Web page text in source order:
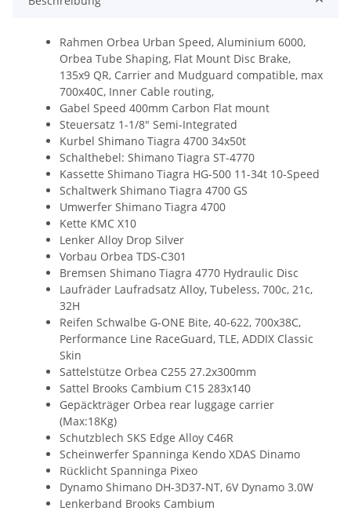
Rahmen Orbea Urban Speed, Aluminium 6000,
Orbea Tube Shaping, Flat Mount Disc Brake,
135x9 QR, Carrier and Mudguard compatible, max
700x40C, Inner Cable routing,
Gabel Speed 400mm Carbon Flat mount
Steuersatz 1-1/8" Semi-Integrated
Kurbel Shimano Tiagra 4700 34x50t
Schalthebel: Shimano Tiagra ST-4770
Kassette Shimano Tiagra HG-500 11-34t 10-Speed
Schaltwerk Shimano Tiagra 4700 GS
Umwerfer Shimano Tiagra 4700
Kette KMC X10
Lenker Alloy Drop Silver
Vorbau Orbea TDS-C301
Bremsen Shimano Tiagra 4770 Hydraulic Disc
Laufräder Laufradsatz Alloy, Tubeless, 700c, 21c,
32H
Reifen Schwalbe G-ONE Bite, 40-622, 700x38C,
Performance Line RaceGuard, TLE, ADDIX Classic
Skin
Sattelstütze Orbea C255 27.2x300mm
Sattel Brooks Cambium C15 283x140
Gepäckträger Orbea rear luggage carrier
(Max:18Kg)
Schutzblech SKS Edge Alloy C46R
Scheinwerfer Spanninga Kendo XDAS Dinamo
Rücklicht Spanninga Pixeo
Dynamo Shimano DH-3D37-NT, 6V Dynamo 3.0W
Lenkerband Brooks Cambium